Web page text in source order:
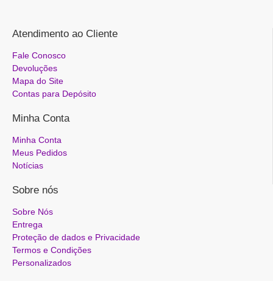
Atendimento ao Cliente
Fale Conosco
Devoluções
Mapa do Site
Contas para Depósito
Minha Conta
Minha Conta
Meus Pedidos
Notícias
Sobre nós
Sobre Nós
Entrega
Proteção de dados e Privacidade
Termos e Condições
Personalizados